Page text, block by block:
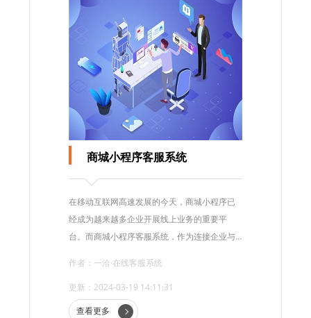
商城小程序客服系统
在移动互联网高速发展的今天，商城小程序已
经成为越来越多企业开展线上业务的重要平
台。而商城小程序客服系统，作为连接企业与
户粘性以及促进转化率具有不可忽视的作用。
作者：一洽·在线客服系统
更新：2024-03-19 14:11:31
查看更多